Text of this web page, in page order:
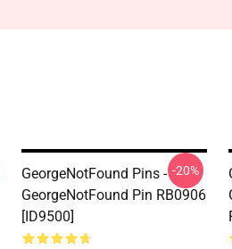
GeorgeNotFound Pins -
GeorgeNotFound Pin RB0906
[ID9500]
-20%